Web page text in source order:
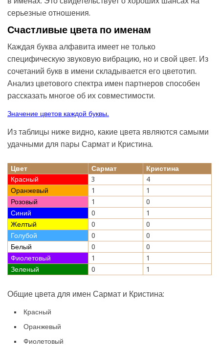
серьезные отношения.
Счастливые цвета по именам
Каждая буква алфавита имеет не только
специфическую звуковую вибрацию, но и свой цвет. Из
сочетаний букв в имени складывается его цветотип.
Анализ цветового спектра имен партнеров способен
рассказать многое об их совместимости.
Значение цветов каждой буквы.
Из таблицы ниже видно, какие цвета являются самыми
удачными для пары Сармат и Кристина.
Цвет Сармат
Кристина
Красный
3
4
Оранжевый
1
1
Розовый
1
0
Синий
0
1
Желтый
0
0
Голубой
0
0
Белый
0
0
Фиолетовый
1
1
Зеленый
0 1
Общие цвета для имен Сармат и Кристина:
Красный
Оранжевый
Фиолетовый